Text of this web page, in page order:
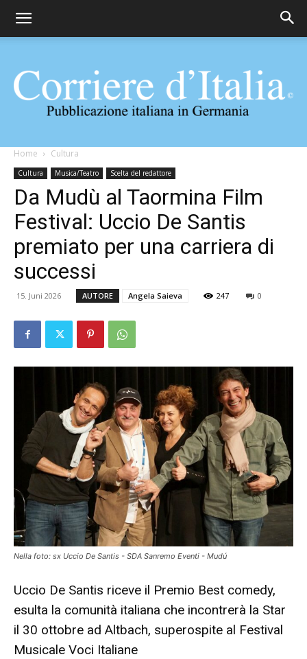
Corriere
d'Italia
Home Cultura
Cultura Musica/Teatro Scelta del redattore
Da Mudù al Taormina Film
Festival: Uccio De Santis
premiato per una carriera di
successi
15. Juni 2026 AUTORE Angela Saieva 247 0
Nella foto: sx Uccio De Santis - SDA Sanremo Eventi - Mudú
Uccio De Santis riceve il Premio Best comedy,
esulta la comunità italiana che incontrerà la Star
il 30 ottobre ad Altbach, superospite al Festival
Musicale Voci Italiane